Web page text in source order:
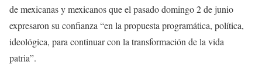
de mexicanas y mexicanos que el pasado domingo 2 de junio
expresaron su confianza “en la propuesta programática, política,
ideológica, para continuar con la transformación de la vida
patria”.